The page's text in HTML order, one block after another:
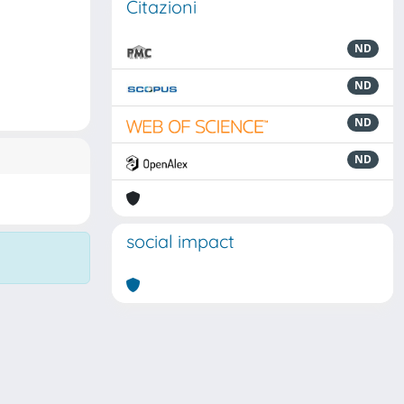
Citazioni
ND
ND
ND
ND
social impact